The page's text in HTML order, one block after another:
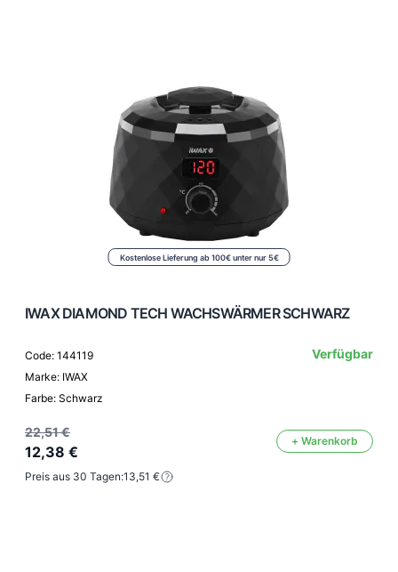
Kostenlose Lieferung ab 100€ unter nur 5€
IWAX DIAMOND TECH WACHSWÄRMER SCHWARZ
Code: 144119
Marke: IWAX
Farbe: Schwarz
Verfügbar
22,51 €
12,38 €
+ Warenkorb
Preis aus 30 Tagen:13,51 €